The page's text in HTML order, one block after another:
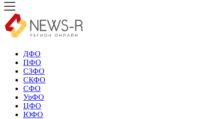
ДФО
ПФО
СЗФО
СКФО
СФО
УрФО
ЦФО
ЮФО